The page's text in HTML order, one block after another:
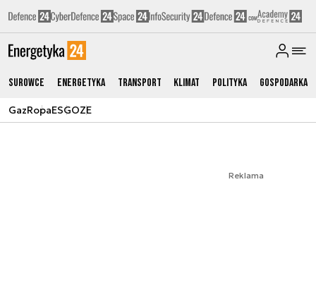
Surowce Energetyka Transport Klimat Polityka Gospodarka
GazRopaESGOZE
Reklama